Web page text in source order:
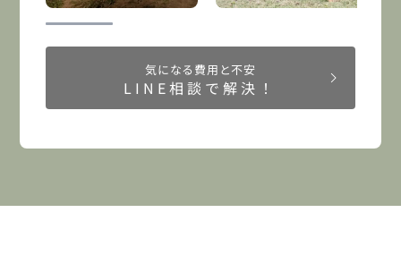
気になる費用と不安
LINE相談で解決！